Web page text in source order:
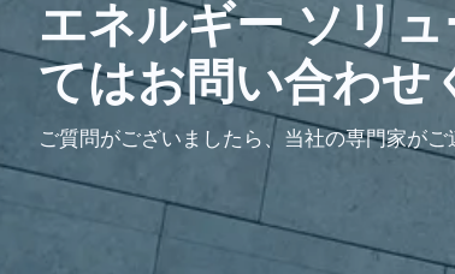
エネルギー ソリ
てはお問い合わせ
ご質問がございましたら、当社の専門家が